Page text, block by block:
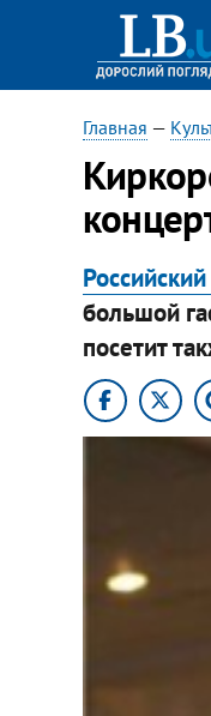
Главная —
большой
посетит